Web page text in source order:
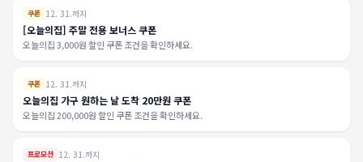
쿠폰 12. 31.까지
[오늘의집] 주말 전용 보너스 쿠폰
오늘의집 3,000원 할인 쿠폰 조건을 확인하세요.
쿠폰 12. 31.까지
오늘의집 가구 원하는 날 도착 20만원 쿠폰
오늘의집 200,000원 할인 쿠폰 조건을 확인하세요.
프로모션 12. 31.까지